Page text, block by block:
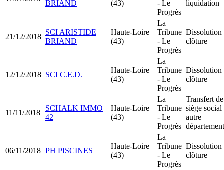
BRIAND
(43)
- Le
Progrès
liquidation
21/12/2018
SCI ARISTIDE
BRIAND
Haute-Loire
(43)
La
Tribune
- Le
Progrès
Dissolution
clôture
12/12/2018 SCI C.E.D.
Haute-Loire
(43)
La
Tribune
- Le
Progrès
Dissolution
clôture
11/11/2018
SCHALK IMMO
42
Haute-Loire
(43)
La
Tribune
- Le
Progrès
Transfert de
siège social
autre
département
06/11/2018 PH PISCINES
Haute-Loire
(43)
La
Tribune
- Le
Progrès
Dissolution
clôture